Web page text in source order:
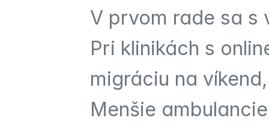
V prvom rade sa s
Pri klinikách s
migráciu na
Menšie